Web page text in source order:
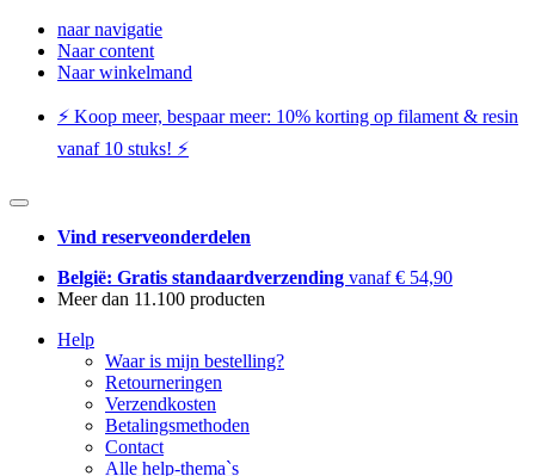
naar navigatie
Naar content
Naar winkelmand
⚡️ Koop meer, bespaar meer: ​​10% korting op filament & resin
vanaf 10 stuks! ⚡️
Vind reserveonderdelen
België: Gratis standaardverzending vanaf € 54,90
Meer dan 11.100 producten
Help
Waar is mijn bestelling?
Retourneringen
Verzendkosten
Betalingsmethoden
Contact
Alle help-thema`s